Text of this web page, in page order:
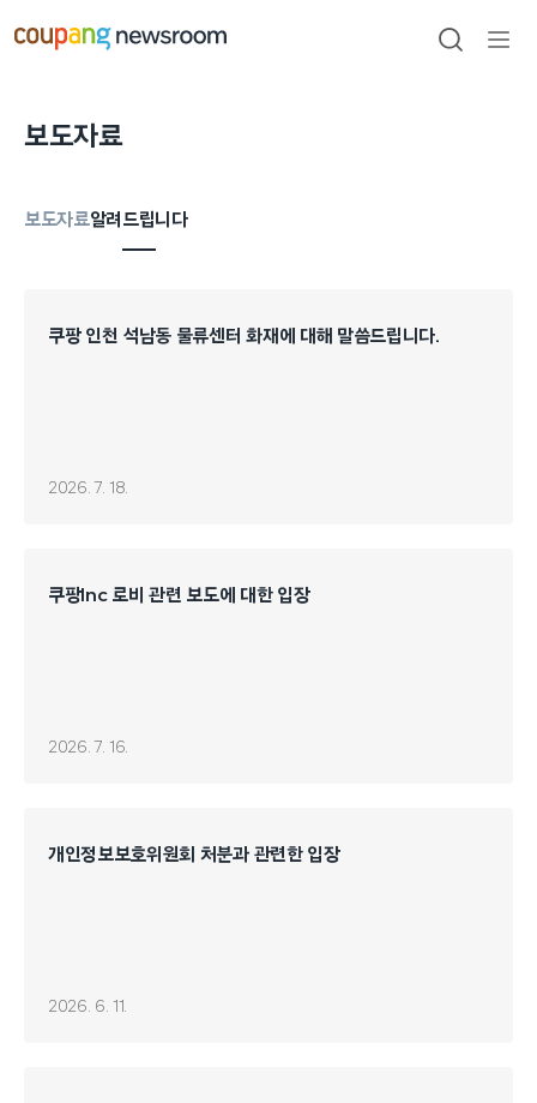
건너뛰기
검색
보도자료
보도자료알려드립니다
쿠팡 인천 석남동 물류센터 화재에 대해 말씀드립니다.
2026. 7. 18.
쿠팡Inc 로비 관련 보도에 대한 입장
2026. 7. 16.
개인정보보호위원회 처분과 관련한 입장
2026. 6. 11.